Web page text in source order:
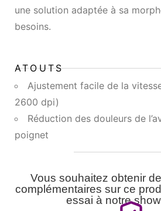
une solution adaptée à sa
besoins.
ATOUTS
Ajustement facile de la
2600 dpi)
Réduction des douleurs de
poignet
Vous souhaitez obtenir
complémentaires sur ce
essai à notre